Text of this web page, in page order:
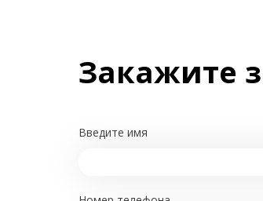
Закажите
Введите имя